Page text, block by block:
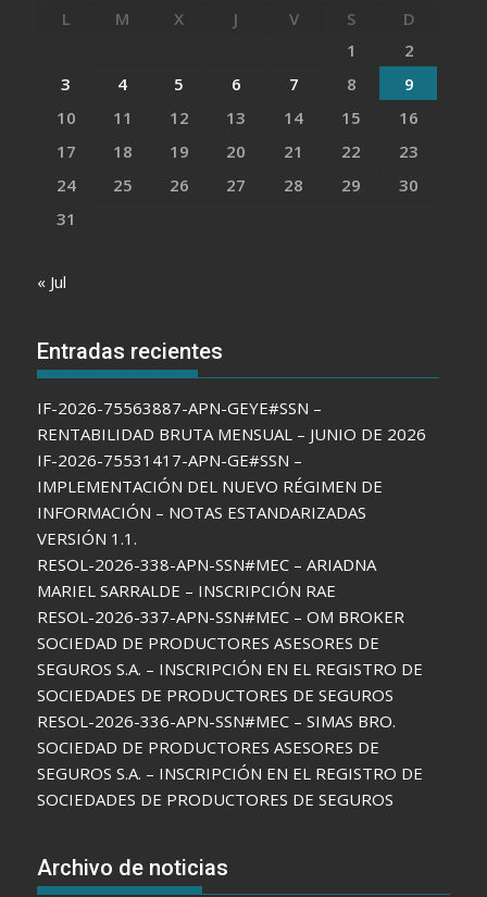
L M X J V S
D
1
2
3
4 5 6 7 8
9
10
11 12 13 14 15
16
17
18 19 20 21 22
23
24
25 26 27 28 29
30
31
« Jul
Entradas recientes
IF-2026-75563887-APN-GEYE#SSN –
RENTABILIDAD BRUTA MENSUAL – JUNIO DE 2026
IF-2026-75531417-APN-GE#SSN –
IMPLEMENTACIÓN DEL NUEVO RÉGIMEN DE
INFORMACIÓN – NOTAS ESTANDARIZADAS
VERSIÓN 1.1.
RESOL-2026-338-APN-SSN#MEC – ARIADNA
MARIEL SARRALDE – INSCRIPCIÓN RAE
RESOL-2026-337-APN-SSN#MEC – OM BROKER
SOCIEDAD DE PRODUCTORES ASESORES DE
SEGUROS S.A. – INSCRIPCIÓN EN EL REGISTRO DE
SOCIEDADES DE PRODUCTORES DE SEGUROS
RESOL-2026-336-APN-SSN#MEC – SIMAS BRO.
SOCIEDAD DE PRODUCTORES ASESORES DE
SEGUROS S.A. – INSCRIPCIÓN EN EL REGISTRO DE
SOCIEDADES DE PRODUCTORES DE SEGUROS
Archivo de noticias